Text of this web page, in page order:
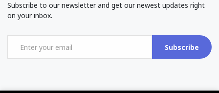
Subscribe to our newsletter and get our newest updates right
on your inbox.
Subscribe